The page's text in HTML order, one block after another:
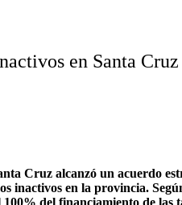
en Santa Cruz
Cruz alcanzó un acuerdo
inactivos en la provincia.
100% del financiamiento de